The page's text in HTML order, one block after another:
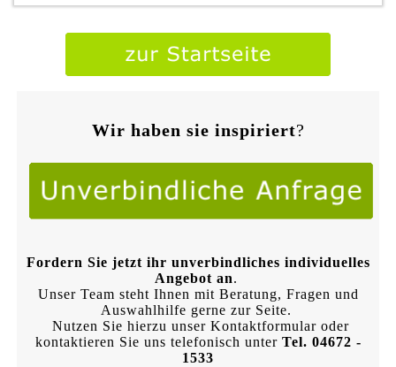
Wir haben sie inspiriert?
Fordern Sie jetzt ihr unverbindliches individuelles
Angebot an.
Unser Team steht Ihnen mit Beratung, Fragen und
Auswahlhilfe gerne zur Seite.
Nutzen Sie hierzu unser Kontaktformular oder
kontaktieren Sie uns telefonisch unter Tel. 04672 -
1533